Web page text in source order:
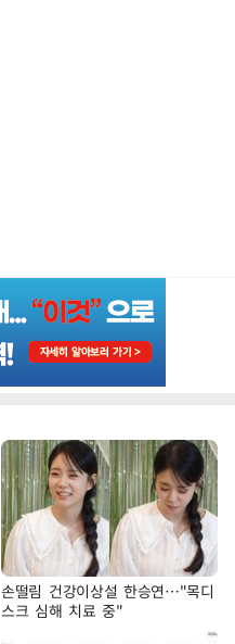
손떨림 건강이상설 한승연…"목디
스크 심해 치료 중"